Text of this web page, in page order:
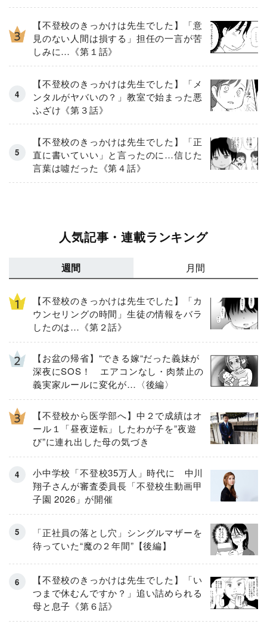
【不登校のきっかけは先生でした】「意
見のない人間は損する」担任の一言が苦
しみに…《第１話》
【不登校のきっかけは先生でした】「メ
ンタルがヤバいの？」教室で始まった悪
ふざけ《第３話》
【不登校のきっかけは先生でした】「正
直に書いていい」と言ったのに…信じた
言葉は噓だった《第４話》
人気記事・連載ランキング
週間 月間
【不登校のきっかけは先生でした】「カ
ウンセリングの時間」生徒の情報をバラ
したのは…《第２話》
【お盆の帰省】“できる嫁“だった義妹が
深夜にSOS！ エアコンなし・肉禁止の
義実家ルールに変化が…〈後編〉
【不登校から医学部へ】中２で成績はオ
ール１「昼夜逆転」したわが子を”夜遊
び”に連れ出した母の気づき
小中学校「不登校35万人」時代に 中川
翔子さんが審査委員長「不登校生動画甲
子園 2026」が開催
「正社員の落とし穴」シングルマザーを
待っていた“魔の２年間”【後編】
【不登校のきっかけは先生でした】「い
つまで休むんですか？」追い詰められる
母と息子《第６話》